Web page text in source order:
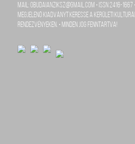
mail: obudaianziksz@gmail.com • ISSN 2416-
megjelenő kiadványt keresse a kerületi
rendezvényeken. • Minden jog fenntartva!